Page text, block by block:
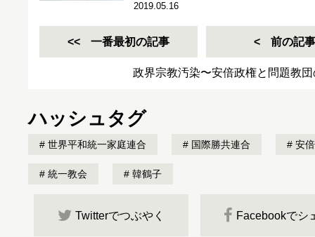
2019.05.16
一番最初の記事 前の記事
政界宗教汚染〜安倍政権と問題教
ハッシュタグ
世界平和統一家庭連合 国際勝共連合 安
統一教会 韓鶴子
Twitterでつぶやく Facebookでシ